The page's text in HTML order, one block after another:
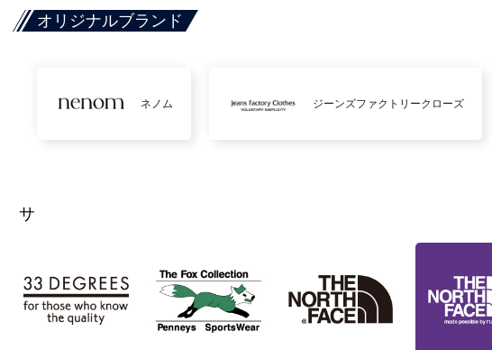
オリジナルブランド
ネノム ジーンズファクトリークローズ
サ